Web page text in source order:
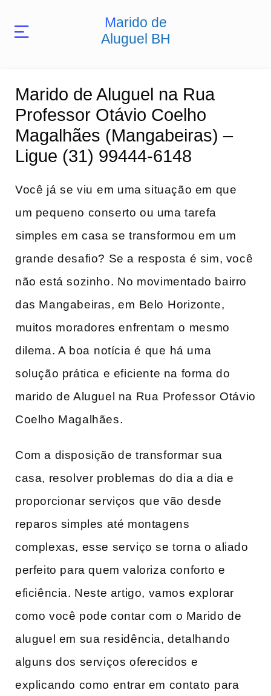
Marido de
Aluguel BH
Marido de Aluguel na Rua
Professor Otávio Coelho
Magalhães (Mangabeiras) –
Ligue (31) 99444-6148
Você já ⁢se ‌viu⁣ em uma situação em que​
um pequeno conserto ou uma tarefa
⁣simples em ​casa ​se transformou em um
grande ​desafio? Se ‌a resposta ⁢é ‌sim, você
não está sozinho.⁤ No movimentado bairro
das Mangabeiras, em ⁤Belo ⁣Horizonte,
⁢muitos ⁤moradores enfrentam⁢ o ⁢mesmo
dilema. A boa ⁣notícia⁣ é que ⁤há uma
solução prática e ‌eficiente na forma do
marido de Aluguel na ‍Rua ⁣Professor⁣ Otávio
Coelho ‍Magalhães. ⁤
Com a disposição ​de transformar sua
casa, resolver problemas⁤ do dia a dia e
proporcionar ‌serviços ⁢que vão desde
reparos simples até montagens‌
complexas, esse serviço‍ se torna o aliado
perfeito para quem valoriza conforto e
eficiência. Neste artigo, vamos‌ explorar
como você pode contar com o Marido de
aluguel em sua residência, detalhando
alguns‌ dos serviços oferecidos e⁤
explicando como entrar em contato ⁤para